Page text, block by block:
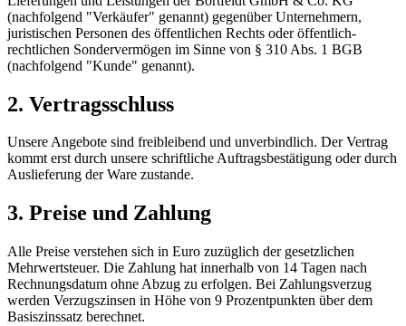
(nachfolgend "Verkäufer" genannt) gegenüber Unternehmern,
juristischen Personen des öffentlichen Rechts oder öffentlich-
rechtlichen Sondervermögen im Sinne von § 310 Abs. 1 BGB
(nachfolgend "Kunde" genannt).
2. Vertragsschluss
Unsere Angebote sind freibleibend und unverbindlich. Der Vertrag
kommt erst durch unsere schriftliche Auftragsbestätigung oder durch
Auslieferung der Ware zustande.
3. Preise und Zahlung
Alle Preise verstehen sich in Euro zuzüglich der gesetzlichen
Mehrwertsteuer. Die Zahlung hat innerhalb von 14 Tagen nach
Rechnungsdatum ohne Abzug zu erfolgen. Bei Zahlungsverzug
werden Verzugszinsen in Höhe von 9 Prozentpunkten über dem
Basiszinssatz berechnet.